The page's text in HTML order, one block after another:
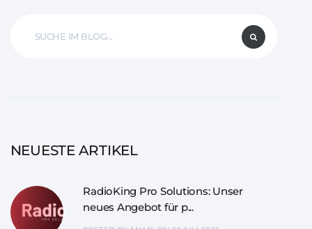
NEUESTE ARTIKEL
RadioKing Pro Solutions: Unser
neues Angebot für p...